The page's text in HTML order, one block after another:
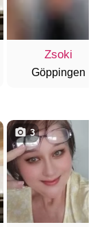
Zsoki
Göppingen
3